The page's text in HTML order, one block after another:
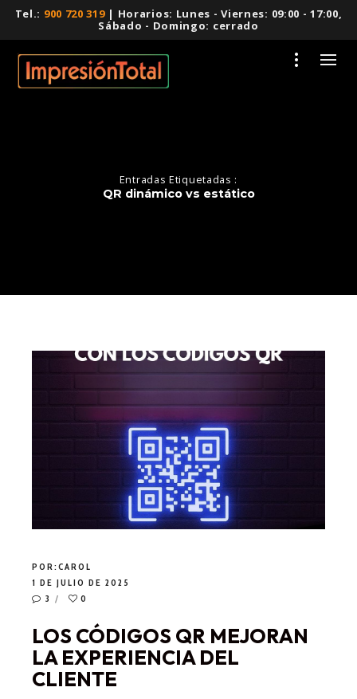
Tel.: 900 720 319| Horarios: Lunes - Viernes: 09:00 - 17:00,
Sábado - Domingo: cerrado
Entradas Etiquetadas :
QR dinámico vs estático
POR:CAROL
1 DE JULIO DE 2025
3
0
LOS CÓDIGOS QR MEJORAN
LA EXPERIENCIA DEL
CLIENTE